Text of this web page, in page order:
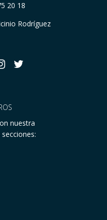
20 18
Rodríguez
nuestra